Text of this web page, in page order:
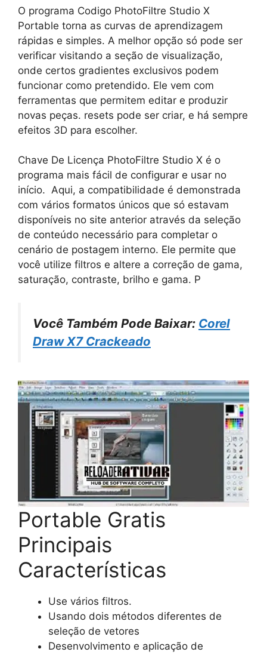
O programa Codigo PhotoFiltre Studio X
Portable torna as curvas de aprendizagem
rápidas e simples. A melhor opção só pode ser
verificar visitando a seção de visualização,
onde certos gradientes exclusivos podem
funcionar como pretendido. Ele vem com
ferramentas que permitem editar e produzir
novas peças. resets pode ser criar, e há sempre
efeitos 3D para escolher.
Chave De Licença PhotoFiltre Studio X é o
programa mais fácil de configurar e usar no
início. Aqui, a compatibilidade é demonstrada
com vários formatos únicos que só estavam
disponíveis no site anterior através da seleção
de conteúdo necessário para completar o
cenário de postagem interno. Ele permite que
você utilize filtros e altere a correção de gama,
saturação, contraste, brilho e gama. P
Você Também Pode Baixar: Corel
Draw X7 Crackeado
Portable Gratis
Principais
Características
Use vários filtros.
Usando dois métodos diferentes de
seleção de vetores
Desenvolvimento e aplicação de